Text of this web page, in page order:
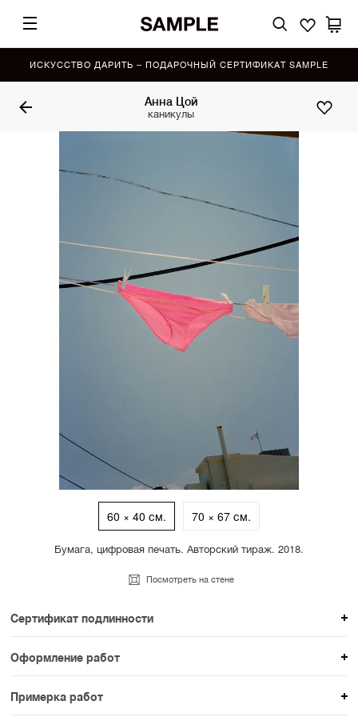
ИСКУССТВО ДАРИТЬ – ПОДАРОЧНЫЙ СЕРТИФИКАТ SAMPLE
Анна Цой
каникулы
60 × 40 см. 70 × 67 см.
Бумага, цифровая печать. Авторский тираж. 2018.
Посмотреть на стене
Сертификат подлинности
К каждому авторскому произведению мы
прикладываем сертификат подлинности. Для товаров
раздела SAMPLE СЕРИЯ сертификаты не
Оформление работ
При покупке произведения вы можете выбрать и
оплатить вариант оформления. На сайте доступен
Примерка работ